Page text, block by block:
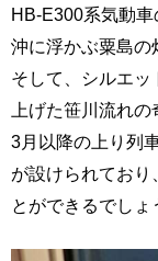
HB-E300系気動車
沖に浮かぶ粟島の
そして、シルエッ
上げた笹川流れの
3月以降の上り列
が設けられており
とができるでしょ